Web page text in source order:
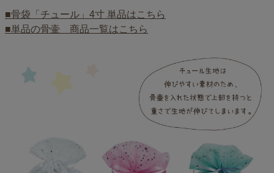
■骨袋「チュール」4寸 単品はこちら
■単品の骨壷 商品一覧はこちら